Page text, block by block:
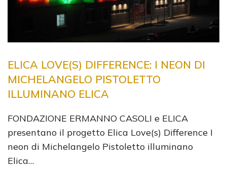
ELICA LOVE(S) DIFFERENCE: I NEON DI
MICHELANGELO PISTOLETTO
ILLUMINANO ELICA
FONDAZIONE ERMANNO CASOLI e ELICA
presentano il progetto Elica Love(s) Difference I
neon di Michelangelo Pistoletto illuminano
Elica…